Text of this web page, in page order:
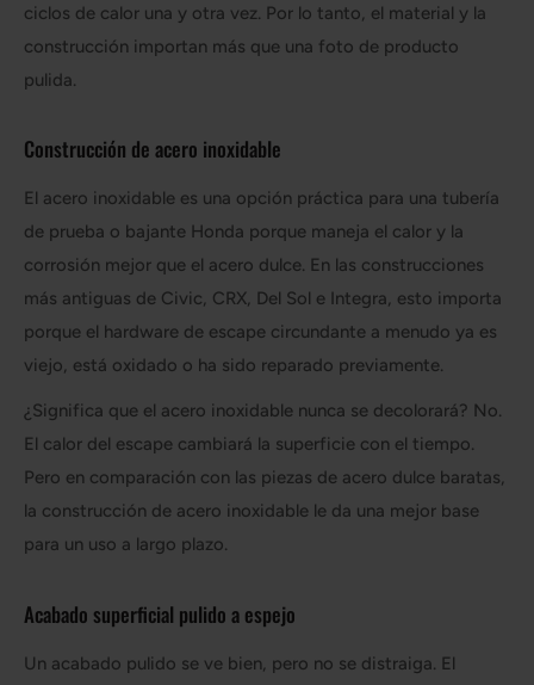
ciclos de calor una y otra vez. Por lo tanto, el material y la
construcción importan más que una foto de producto
pulida.
Construcción de acero inoxidable
El acero inoxidable es una opción práctica para una tubería
de prueba o bajante Honda porque maneja el calor y la
corrosión mejor que el acero dulce. En las construcciones
más antiguas de Civic, CRX, Del Sol e Integra, esto importa
porque el hardware de escape circundante a menudo ya es
viejo, está oxidado o ha sido reparado previamente.
¿Significa que el acero inoxidable nunca se decolorará? No.
El calor del escape cambiará la superficie con el tiempo.
Pero en comparación con las piezas de acero dulce baratas,
la construcción de acero inoxidable le da una mejor base
para un uso a largo plazo.
Acabado superficial pulido a espejo
Un acabado pulido se ve bien, pero no se distraiga. El